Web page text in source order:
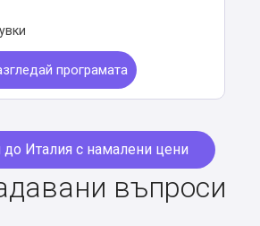
програмата
до Италия с намалени цени
въпроси